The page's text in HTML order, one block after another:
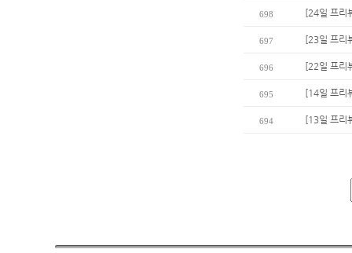
698 [24일 프리
697 [23일 프리
696 [22일 프리
695 [14일 프리
694 [13일 프리